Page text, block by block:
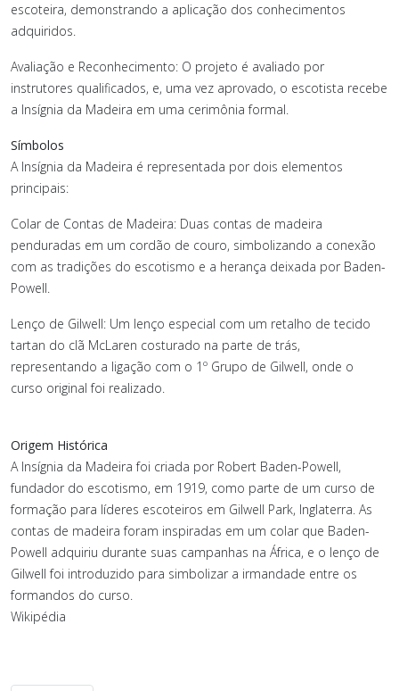
escoteira, demonstrando a aplicação dos conhecimentos
adquiridos.
Avaliação e Reconhecimento: O projeto é avaliado por
instrutores qualificados, e, uma vez aprovado, o escotista recebe
a Insígnia da Madeira em uma cerimônia formal.
Símbolos
A Insígnia da Madeira é representada por dois elementos
principais:
Colar de Contas de Madeira: Duas contas de madeira
penduradas em um cordão de couro, simbolizando a conexão
com as tradições do escotismo e a herança deixada por Baden-
Powell.
Lenço de Gilwell: Um lenço especial com um retalho de tecido
tartan do clã McLaren costurado na parte de trás,
representando a ligação com o 1º Grupo de Gilwell, onde o
curso original foi realizado.
Origem Histórica
A Insígnia da Madeira foi criada por Robert Baden-Powell,
fundador do escotismo, em 1919, como parte de um curso de
formação para líderes escoteiros em Gilwell Park, Inglaterra. As
contas de madeira foram inspiradas em um colar que Baden-
Powell adquiriu durante suas campanhas na África, e o lenço de
Gilwell foi introduzido para simbolizar a irmandade entre os
formandos do curso.
Wikipédia